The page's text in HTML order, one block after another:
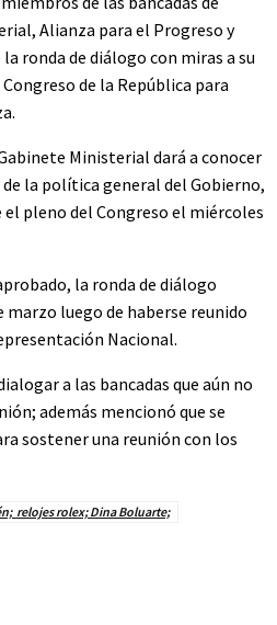
Alianza para el Progreso y
ronda de diálogo con miras a su
de la República para
Ministerial dará a conocer
la política general del Gobierno,
pleno del Congreso el miércoles
la ronda de diálogo
luego de haberse reunido
Nacional.
a las bancadas que aún no
además mencionó que se
sostener una reunión con los
relojes rolex; Dina Boluarte;